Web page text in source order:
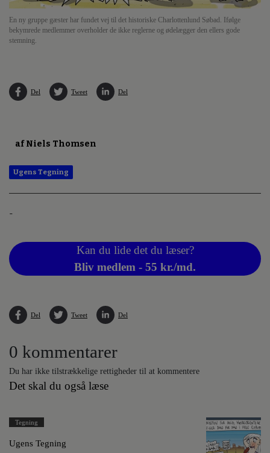
En ny gruppe gæster har fundet vej til det historiske Charlottenlund Søbad. Ifølge
bekymrede medlemmer overholder de ikke reglerne og ødelægger den ellers gode
stemning.
Del Tweet Del
af Niels Thomsen
Ugens Tegning
-
Kan du lide det du læser?
Bliv medlem - 55 kr./md.
Del Tweet Del
0 kommentarer
Du har ikke tilstrækkelige rettigheder til at kommentere
Det skal du også læse
Tegning
Ugens Tegning